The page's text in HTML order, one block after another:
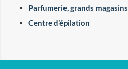
Parfumerie, grands magasins
Centre d’épilation